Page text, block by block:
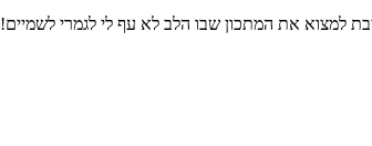
למצוא את המתכון שבו הלב לא עף לי לגמרי לשמיים!